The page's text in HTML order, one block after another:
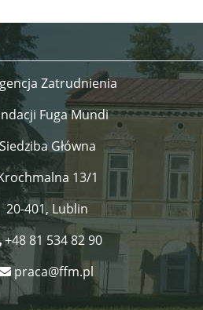
Zatrudnienia
Fuga Mundi
Siedziba Główna
13/1
20-401, Lublin
+48 81 534 82 90
praca@ffm.pl